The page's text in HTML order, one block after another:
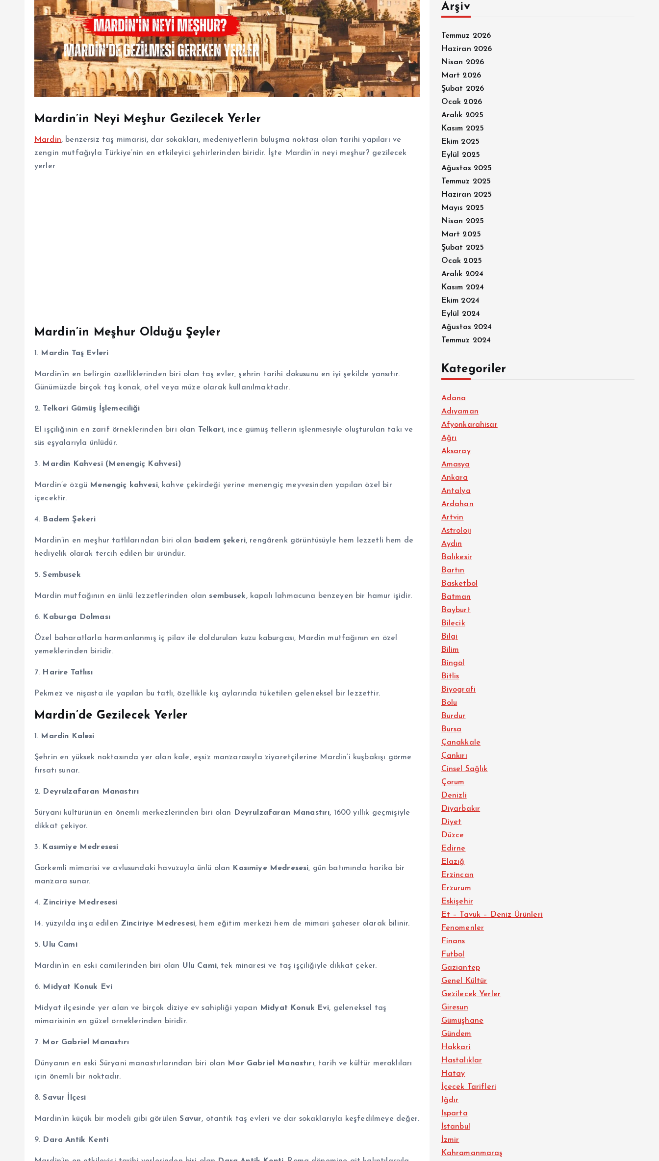
Mardin’in Neyi Meşhur Gezilecek Yerler
Mardin, benzersiz taş mimarisi, dar sokakları, medeniyetlerin buluşma noktası olan tarihi yapıları ve
zengin mutfağıyla Türkiye’nin en etkileyici şehirlerinden biridir. İşte Mardin’in neyi meşhur? gezilecek
yerler
Mardin’in Meşhur Olduğu Şeyler
1. Mardin Taş Evleri
Mardin’in en belirgin özelliklerinden biri olan taş evler, şehrin tarihi dokusunu en iyi şekilde yansıtır.
Günümüzde birçok taş konak, otel veya müze olarak kullanılmaktadır.
2. Telkari Gümüş İşlemeciliği
El işçiliğinin en zarif örneklerinden biri olan Telkari, ince gümüş tellerin işlenmesiyle oluşturulan takı ve
süs eşyalarıyla ünlüdür.
3. Mardin Kahvesi (Menengiç Kahvesi)
Mardin’e özgü Menengiç kahvesi, kahve çekirdeği yerine menengiç meyvesinden yapılan özel bir
içecektir.
4. Badem Şekeri
Mardin’in en meşhur tatlılarından biri olan badem şekeri, rengârenk görüntüsüyle hem lezzetli hem de
hediyelik olarak tercih edilen bir üründür.
5.Sembusek
Mardin mutfağının en ünlü lezzetlerinden olan sembusek, kapalı lahmacuna benzeyen bir hamur işidir.
6. Kaburga Dolması
Özel baharatlarla harmanlanmış iç pilav ile doldurulan kuzu kaburgası, Mardin mutfağının en özel
yemeklerinden biridir.
7. Harire Tatlısı
Pekmez ve nişasta ile yapılan bu tatlı, özellikle kış aylarında tüketilen geleneksel bir lezzettir.
Mardin’de Gezilecek Yerler
1. Mardin Kalesi
Şehrin en yüksek noktasında yer alan kale, eşsiz manzarasıyla ziyaretçilerine Mardin’i kuşbakışı görme
fırsatı sunar.
2. Deyrulzafaran Manastırı
Süryani kültürünün en önemli merkezlerinden biri olan Deyrulzafaran Manastırı, 1600 yıllık geçmişiyle
dikkat çekiyor.
3. Kasımiye Medresesi
Görkemli mimarisi ve avlusundaki havuzuyla ünlü olan Kasımiye Medresesi, gün batımında harika bir
manzara sunar.
4. Zinciriye Medresesi
14. yüzyılda inşa edilen Zinciriye Medresesi, hem eğitim merkezi hem de mimari şaheser olarak bilinir.
5. Ulu Cami
Mardin’in en eski camilerinden biri olan Ulu Cami, tek minaresi ve taş işçiliğiyle dikkat çeker.
6. Midyat Konuk Evi
Midyat ilçesinde yer alan ve birçok diziye ev sahipliği yapan Midyat Konuk Evi, geleneksel taş
mimarisinin en güzel örneklerinden biridir.
7. Mor Gabriel Manastırı
Dünyanın en eski Süryani manastırlarından biri olan Mor Gabriel Manastırı, tarih ve kültür meraklıları
için önemli bir noktadır.
8.Savur İlçesi
Mardin’in küçük bir modeli gibi görülenSavur, otantik taş evleri ve dar sokaklarıyla keşfedilmeye değer.
9. Dara Antik Kenti
Arşiv
Temmuz 2026
Haziran 2026
Nisan 2026
Mart 2026
Şubat 2026
Ocak 2026
Aralık 2025
Kasım 2025
Ekim 2025
Eylül 2025
Ağustos 2025
Temmuz 2025
Haziran 2025
Mayıs 2025
Nisan 2025
Mart 2025
Şubat 2025
Ocak 2025
Aralık 2024
Kasım 2024
Ekim 2024
Eylül 2024
Ağustos 2024
Temmuz 2024
Kategoriler
Adana
Adıyaman
Afyonkarahisar
Ağrı
Aksaray
Amasya
Ankara
Antalya
Ardahan
Artvin
Astroloji
Aydın
Balıkesir
Bartın
Basketbol
Batman
Bayburt
Bilecik
Bilgi
Bilim
Bingöl
Bitlis
Biyografi
Bolu
Burdur
Bursa
Çanakkale
Çankırı
Cinsel Sağlık
Çorum
Denizli
Diyarbakır
Diyet
Düzce
Edirne
Elazığ
Erzincan
Erzurum
Eskişehir
Et – Tavuk – Deniz Ürünleri
Fenomenler
Finans
Futbol
Gaziantep
Genel Kültür
Gezilecek Yerler
Giresun
Gümüşhane
Gündem
Hakkari
Hastalıklar
Hatay
İçecek Tarifleri
Iğdır
Isparta
İstanbul
İzmir
Kahramanmaraş